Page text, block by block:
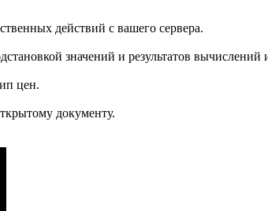
действий с вашего сервера.
значений и результатов вычислений
цен.
документу.